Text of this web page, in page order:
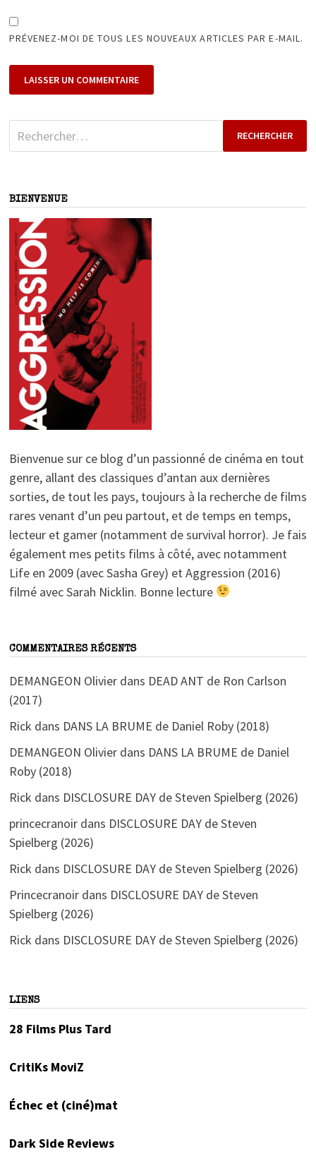
PRÉVENEZ-MOI DE TOUS LES NOUVEAUX ARTICLES PAR E-MAIL.
Rechercher :
BIENVENUE
Bienvenue sur ce blog d’un passionné de cinéma en tout
genre, allant des classiques d’antan aux dernières
sorties, de tout les pays, toujours à la recherche de films
rares venant d’un peu partout, et de temps en temps,
lecteur et gamer (notamment de survival horror). Je fais
également mes petits films à côté, avec notamment
Life en 2009 (avec Sasha Grey) et Aggression (2016)
filmé avec Sarah Nicklin. Bonne lecture
COMMENTAIRES RÉCENTS
DEMANGEON Olivierdans DEAD ANT de Ron Carlson
(2017)
Rick dans DANS LA BRUME de Daniel Roby (2018)
DEMANGEON Olivierdans DANS LA BRUME de Daniel
Roby (2018)
Rick dans DISCLOSURE DAY de Steven Spielberg (2026)
princecranoirdans DISCLOSURE DAY de Steven
Spielberg (2026)
Rick dans DISCLOSURE DAY de Steven Spielberg (2026)
Princecranoirdans DISCLOSURE DAY de Steven
Spielberg (2026)
Rick dans DISCLOSURE DAY de Steven Spielberg (2026)
LIENS
28 Films Plus Tard
CritiKs MoviZ
Échec et (ciné)mat
Dark Side Reviews